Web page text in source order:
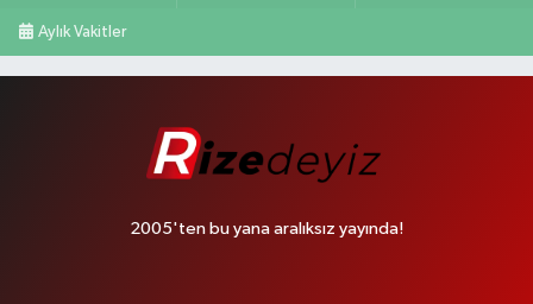
Aylık Vakitler
2005'ten bu yana aralıksız yayında!